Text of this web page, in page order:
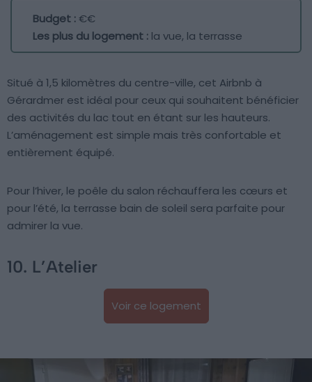
Budget :€€
Les plus du logement : la vue, la terrasse
Situé à 1,5 kilomètres du centre-ville, cet Airbnb à
Gérardmer est idéal pour ceux qui souhaitent bénéficier
des activités du lac tout en étant sur les hauteurs.
L’aménagement est simple mais très confortable et
entièrement équipé.
Pour l’hiver, le poêle du salon réchauffera les cœurs et
pour l’été, la terrasse bain de soleil sera parfaite pour
admirer la vue.
10. L’Atelier
Voir ce logement